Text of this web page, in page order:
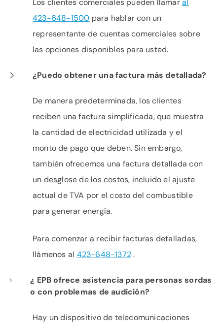
Los clientes comerciales pueden llamaral
423-648-1500 para hablar con un
representante de cuentas comerciales sobre
las opciones disponibles para usted.
¿Puedo obtener una factura más detallada?
De manera predeterminada, los clientes
reciben una factura simplificada, que muestra
la cantidad de electricidad utilizada y el
monto de pago que deben. Sin embargo,
también ofrecemos una factura detallada con
un desglose de los costos, incluido el ajuste
actual de TVA por el costo del combustible
para generar energía.
Para comenzar a recibir facturas detalladas,
llámenos al 423-648-1372.
¿ EPB ofrece asistencia para personas sordas
o con problemas de audición?
Hay un dispositivo de telecomunicaciones